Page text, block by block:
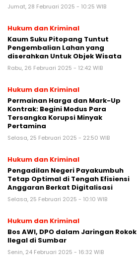
Jumat, 28 Februari 2025 - 10:25 WIB
Hukum dan Kriminal
Kaum Suku Pitopang Tuntut
Pengembalian Lahan yang
diserahkan Untuk Objek Wisata
Rabu, 26 Februari 2025 - 12:42 WIB
Hukum dan Kriminal
Permainan Harga dan Mark-Up
Kontrak: Begini Modus Para
Tersangka Korupsi Minyak
Pertamina
Selasa, 25 Februari 2025 - 22:50 WIB
Hukum dan Kriminal
Pengadilan Negeri Payakumbuh
Tetap Optimal di Tengah Efisiensi
Anggaran Berkat Digitalisasi
Selasa, 25 Februari 2025 - 10:10 WIB
Hukum dan Kriminal
Bos AWI, DPO dalam Jaringan Rokok
Ilegal di Sumbar
Senin, 24 Februari 2025 - 16:32 WIB